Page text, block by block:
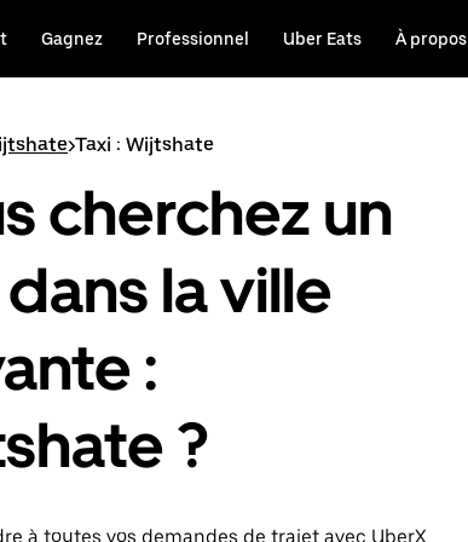
Gagnez Professionnel Uber Eats À propos
>Taxi : Wijtshate
cherchez un
la ville
:
?
à toutes vos demandes de trajet avec UberX